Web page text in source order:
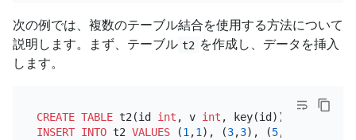
次の例では、複数のテーブル結合を使用する方法について
説明します。まず、テーブル t2 を作成し、データを挿入
します。
CREATE TABLE t2(id int , v int
INSERT INTO t2 VALUES (1 ,1 ), (3,3), (5,